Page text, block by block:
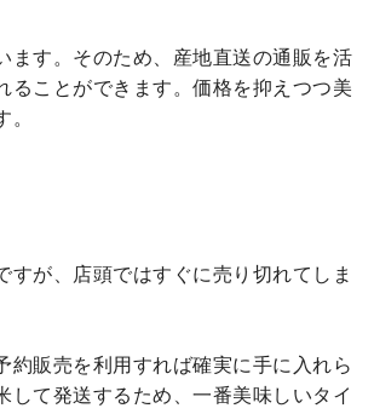
ます。そのため、産地直送の通販を活
ることができます。価格を抑えつつ美
。
が、店頭ではすぐに売り切れてしま
約販売を利用すれば確実に手に入れら
して発送するため、一番美味しいタイ